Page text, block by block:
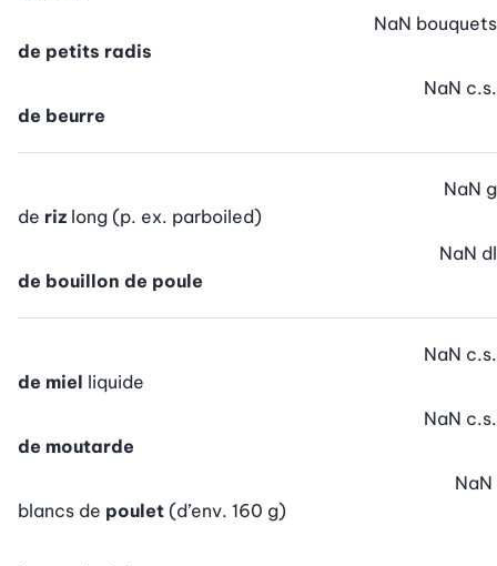
de petits radis
NaN bouquets
de beurre
NaN c.s.
de riz long (p. ex. parboiled)
NaN g
de bouillon de poule
NaN dl
de miel liquide
NaN c.s.
de moutarde
NaN c.s.
blancs de poulet (d’env. 160 g)
NaN